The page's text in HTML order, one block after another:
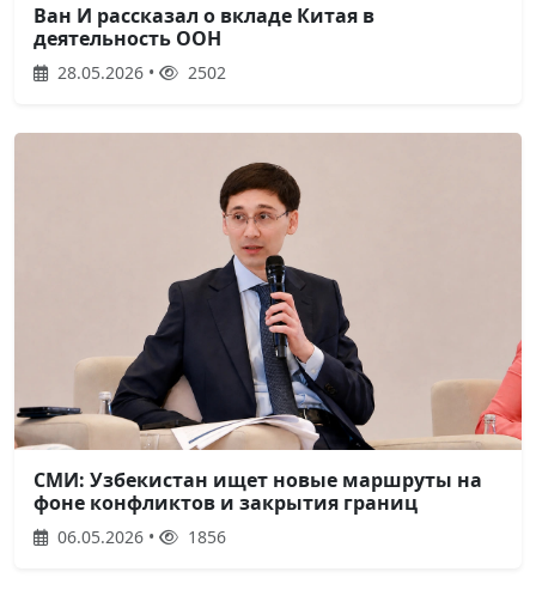
Ван И рассказал о вкладе Китая в
деятельность ООН
28.05.2026 • 2502
СМИ: Узбекистан ищет новые маршруты на
фоне конфликтов и закрытия границ
06.05.2026 • 1856